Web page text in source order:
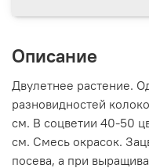
Описание
Двулетнее растение.
разновидностей
см. В соцветии 40-50
см. Смесь окрасок.
посева, а при